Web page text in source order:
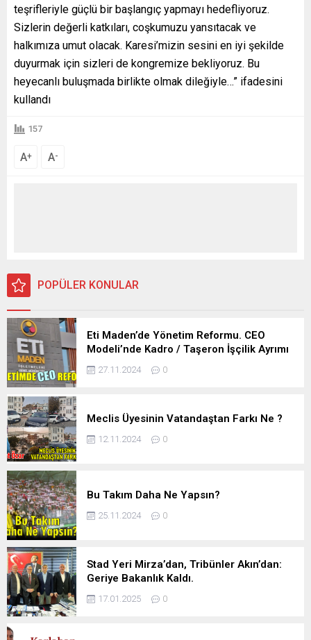
teşrifleriyle güçlü bir başlangıç yapmayı hedefliyoruz.
Sizlerin değerli katkıları, coşkumuzu yansıtacak ve
halkımıza umut olacak. Karesi’mizin sesini en iyi şekilde
duyurmak için sizleri de kongremize bekliyoruz. Bu
heyecanlı buluşmada birlikte olmak dileğiyle…” ifadesini
kullandı
157
A+ A-
POPÜLER KONULAR
Eti Maden’de Yönetim Reformu. CEO
Modeli’nde Kadro / Taşeron İşçilik Ayrımı
Kalkıyor
27.11.2024 0
Meclis Üyesinin Vatandaştan Farkı Ne ?
12.11.2024 0
Bu Takım Daha Ne Yapsın?
25.11.2024 0
Stad Yeri Mirza’dan, Tribünler Akın’dan:
Geriye Bakanlık Kaldı.
17.01.2025 0